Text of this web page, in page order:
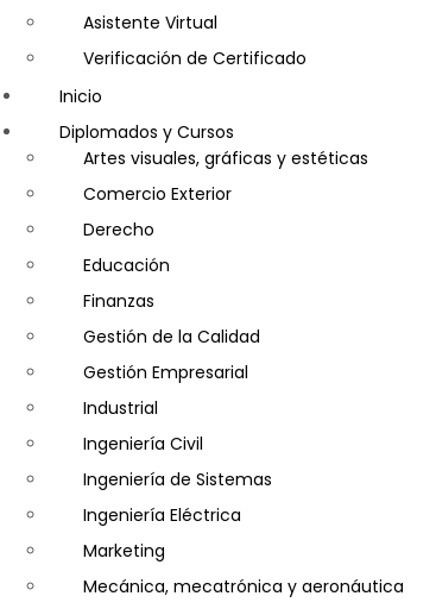
Medio Ambiente y Seguridad
Plataforma Bancaria y Comercial
Secretaria Corporativo
Telemarketing
Ventas de Productos y Servicios Financieros
Visitador Médico
Asistente Virtual
Verificación de Certificado
Inicio
Diplomados y Cursos
Artes visuales, gráficas y estéticas
Comercio Exterior
Derecho
Educación
Finanzas
Gestión de la Calidad
Gestión Empresarial
Industrial
Ingeniería Civil
Ingeniería de Sistemas
Ingeniería Eléctrica
Marketing
Mecánica, mecatrónica y aeronáutica